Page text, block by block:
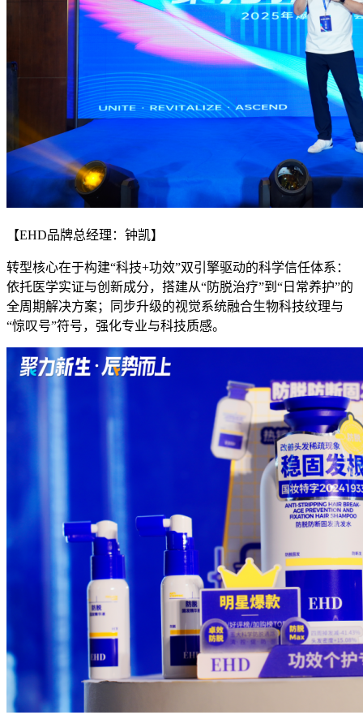
【EHD品牌总经理：钟凯】
转型核心在于构建“科技+功效”双引擎驱动的科学信任体系：
依托医学实证与创新成分，搭建从“防脱治疗”到“日常养护”的
全周期解决方案；同步升级的视觉系统融合生物科技纹理与
“惊叹号”符号，强化专业与科技质感。